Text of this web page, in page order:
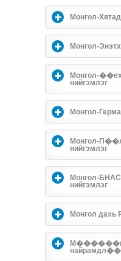
Монгол-
Монгол-
Монгол-
нийгэмлэг
Монгол-
Монгол-
нийгэмлэг
Монгол-
нийгэмлэг
Монгол дахь